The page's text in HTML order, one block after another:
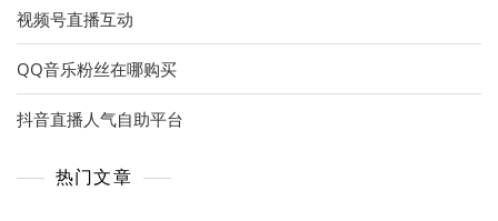
视频号直播互动
QQ音乐粉丝在哪购买
抖音直播人气自助平台
热门文章